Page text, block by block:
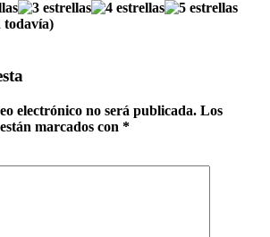
todavía)
electrónico no será publicada. Los
marcados con *